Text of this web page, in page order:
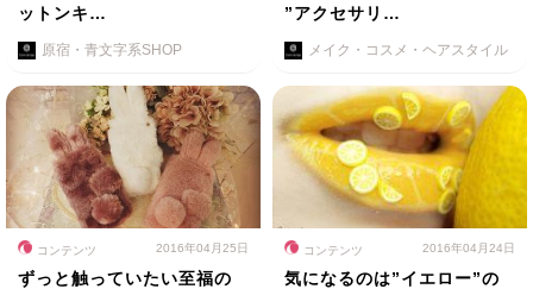
ットンキ…
原宿・青文字系SHOP
”アクセサリ…
メイク・コスメ・ヘアスタイル
コンテンツ 2016年04月25日
ずっと触っていたい至福の
コンテンツ 2016年04月24日
気になるのは”イエロー”の